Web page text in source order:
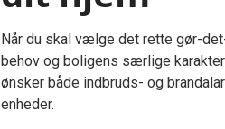
Når du skal vælge det rette gør-
behov og boligens særlige
ønsker både indbruds- og
enheder.